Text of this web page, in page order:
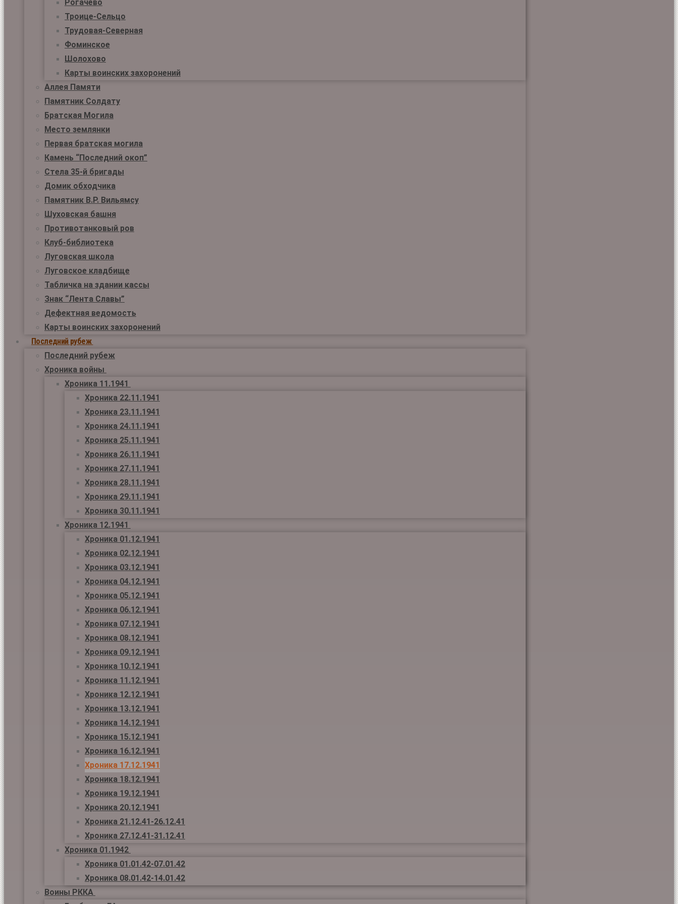
Рогачёво
Троице-Сельцо
Трудовая-Северная
Фоминское
Шолохово
Карты воинских захоронений
Аллея Памяти
Памятник Солдату
Братская Могила
Место землянки
Первая братская могила
Камень “Последний окоп”
Стела 35-й бригады
Домик обходчика
Памятник В.Р. Вильямсу
Шуховская башня
Противотанковый ров
Клуб-библиотека
Луговская школа
Луговское кладбище
Табличка на здании кассы
Знак “Лента Славы”
Дефектная ведомость
Карты воинских захоронений
Последний рубеж
Последний рубеж
Хроника войны
Хроника 11.1941
Хроника 22.11.1941
Хроника 23.11.1941
Хроника 24.11.1941
Хроника 25.11.1941
Хроника 26.11.1941
Хроника 27.11.1941
Хроника 28.11.1941
Хроника 29.11.1941
Хроника 30.11.1941
Хроника 12.1941
Хроника 01.12.1941
Хроника 02.12.1941
Хроника 03.12.1941
Хроника 04.12.1941
Хроника 05.12.1941
Хроника 06.12.1941
Хроника 07.12.1941
Хроника 08.12.1941
Хроника 09.12.1941
Хроника 10.12.1941
Хроника 11.12.1941
Хроника 12.12.1941
Хроника 13.12.1941
Хроника 14.12.1941
Хроника 15.12.1941
Хроника 16.12.1941
Хроника 17.12.1941
Хроника 18.12.1941
Хроника 19.12.1941
Хроника 20.12.1941
Хроника 21.12.41-26.12.41
Хроника 27.12.41-31.12.41
Хроника 01.1942
Хроника 01.01.42-07.01.42
Хроника 08.01.42-14.01.42
Воины РККА